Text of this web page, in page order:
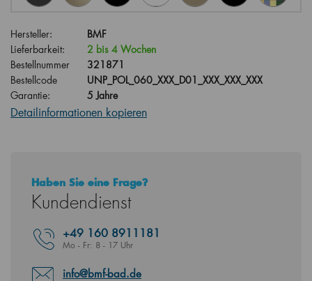
Hersteller:
BMF
Lieferbarkeit:
2 bis 4 Wochen
Bestellnummer
321871
Bestellcode
UNP_POL_060_XXX_D01_XXX_XXX_XXX
Garantie:
5 Jahre
Detailinformationen kopieren
Haben Sie eine Frage?
Kundendienst
+49 160 8911181
Mo - Fr: 8 - 17 Uhr
info@bmf-bad.de